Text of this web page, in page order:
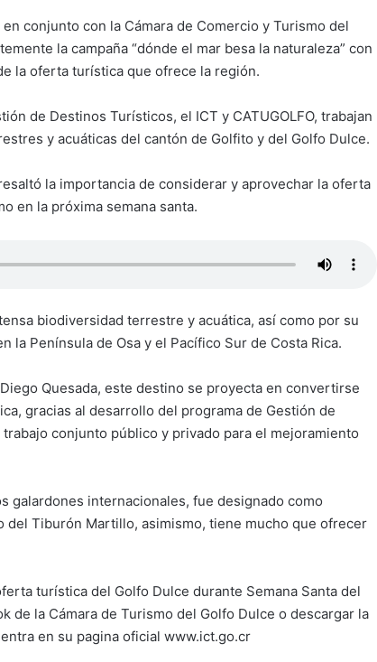
conjunto con la Cámara de Comercio y Turismo del
la campaña “dónde el mar besa la naturaleza” con
la oferta turística que ofrece la región.
de Destinos Turísticos, el ICT y CATUGOLFO, trabajan
y acuáticas del cantón de Golfito y del Golfo Dulce.
la importancia de considerar y aprovechar la oferta
en la próxima semana santa.
biodiversidad terrestre y acuática, así como por su
la Península de Osa y el Pacífico Sur de Costa Rica.
Quesada, este destino se proyecta en convertirse
gracias al desarrollo del programa de Gestión de
conjunto público y privado para el mejoramiento
galardones internacionales, fue designado como
del Tiburón Martillo, asimismo, tiene mucho que ofrecer
turística del Golfo Dulce durante Semana Santa del
de la Cámara de Turismo del Golfo Dulce o descargar la
en su pagina oficial www.ict.go.cr